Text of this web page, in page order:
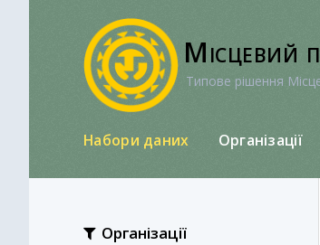
Місцевий
Типове рішення
Набори даних Організації
Організації